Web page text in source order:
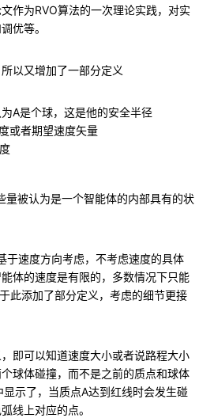
作为RVO算法的一次理论实践，对实
优等。
以又增加了一部分定义
A是个球，这是他的安全半径
或者期望速度矢量
量被认为是一个智能体的内部具有的状
于速度方向考虑，不考虑速度的具体
体的速度是有限的，多数情况下只能
此添加了部分定义，考虑的细节更接
即可以知道速度大小或者说路程大小
球体碰撞，而不是之前的质点和球体
示了，当质点A达到红线时会发生碰
线上对应的点。